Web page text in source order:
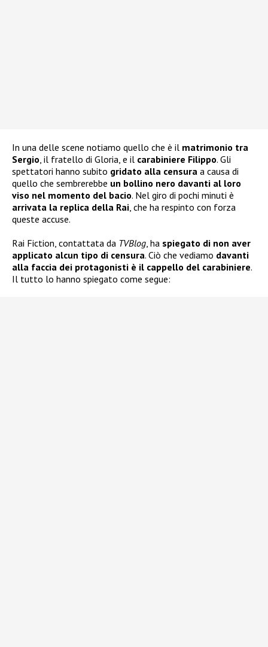
In una delle scene notiamo quello che è il matrimonio tra
Sergio, il fratello di Gloria, e il carabiniere Filippo. Gli
spettatori hanno subito gridato alla censura a causa di
quello che sembrerebbe un bollino nero davanti al loro
viso nel momento del bacio. Nel giro di pochi minuti è
arrivata la replica della Rai, che ha respinto con forza
queste accuse.
Rai Fiction, contattata da TVBlog, ha spiegato di non aver
applicato alcun tipo di censura. Ciò che vediamo davanti
alla faccia dei protagonisti è il cappello del carabiniere.
Il tutto lo hanno spiegato come segue: